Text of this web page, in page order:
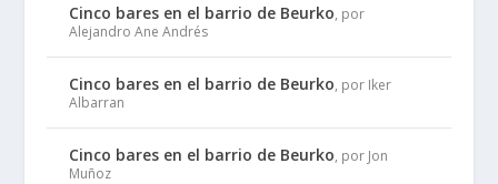
Cinco bares en el barrio de Beurko, por
Alejandro Ane Andrés
Cinco bares en el barrio de Beurko, por Iker
Albarran
Cinco bares en el barrio de Beurko, por Jon
Muñoz